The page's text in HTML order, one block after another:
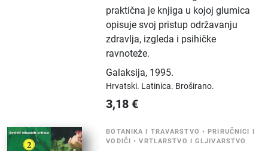
praktična je knjiga u kojoj glumica
opisuje svoj pristup održavanju
zdravlja, izgleda i psihičke
ravnoteže.
Galaksija, 1995.
Hrvatski. Latinica. Broširano.
3,18 €
BOTANIKA I TRAVARSTVO •PRIRUČNICI I
VODIČI •VRTLARSTVO I GLJIVARSTVO